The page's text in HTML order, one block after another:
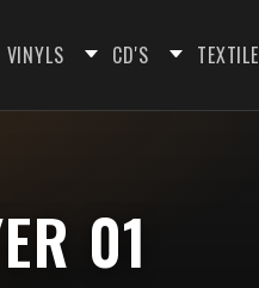
VINYLS CD'S TEXTILE
01